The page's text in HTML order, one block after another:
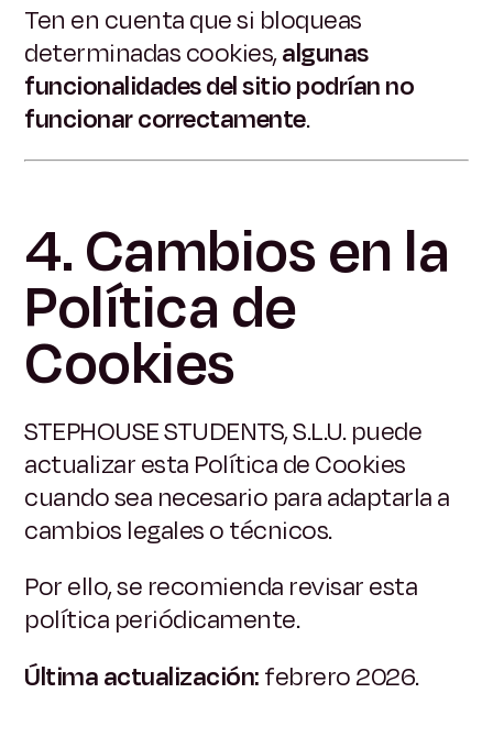
Ten en cuenta que si bloqueas
determinadas cookies,algunas
funcionalidades del sitio podrían no
funcionar correctamente.
4. Cambios en la
Política de
Cookies
STEPHOUSE STUDENTS, S.L.U. puede
actualizar esta Política de Cookies
cuando sea necesario para adaptarla a
cambios legales o técnicos.
Por ello, se recomienda revisar esta
política periódicamente.
Última actualización:febrero 2026.